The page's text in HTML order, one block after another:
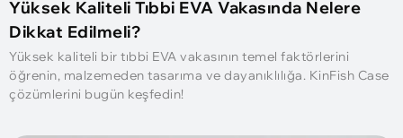
Yüksek Kaliteli Tıbbi EVA Vakasında Nelere
Dikkat Edilmeli?
Yüksek kaliteli bir tıbbi EVA vakasının temel faktörlerini
öğrenin, malzemeden tasarıma ve dayanıklılığa. KinFish Case
çözümlerini bugün keşfedin!